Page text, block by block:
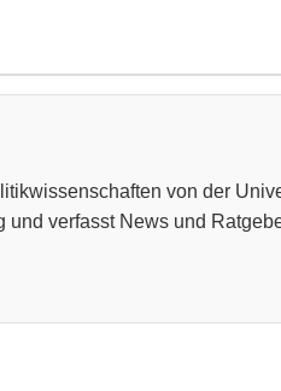
von der
und verfasst News und